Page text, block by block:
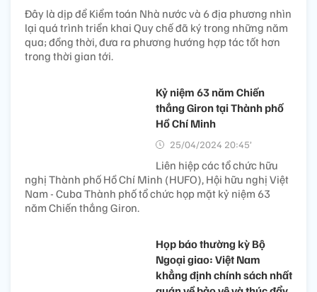
Đây là dịp để Kiểm toán Nhà nước và 6 địa phương nhìn
lại quá trình triển khai Quy chế đã ký trong những năm
qua; đồng thời, đưa ra phương hướng hợp tác tốt hơn
trong thời gian tới.
Kỷ niệm 63 năm Chiến
thắng Giron tại Thành phố
Hồ Chí Minh​
25/04/2024 20:45’
Liên hiệp các tổ chức hữu
nghị Thành phố Hồ Chí Minh (HUFO), Hội hữu nghị Việt
Nam - Cuba Thành phố tổ chức họp mặt kỷ niệm 63
năm Chiến thắng Giron.
Họp báo thường kỳ Bộ
Ngoại giao: Việt Nam
khẳng định chính sách nhất